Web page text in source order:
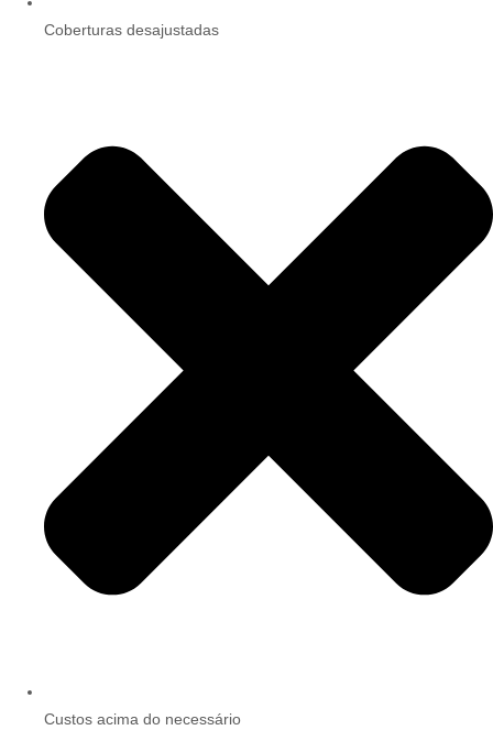
Coberturas desajustadas
Custos acima do necessário